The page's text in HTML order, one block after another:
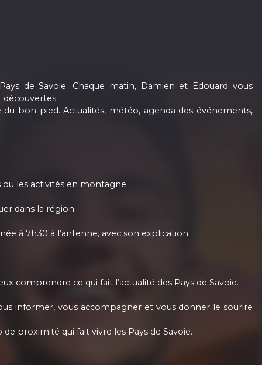
de Savoie. Chaque matin, Damien et Edouard vous
bon pied. Actualités, météo, agenda des événements,
les activités en montagne.
dans la région.
à 7h30 à l’antenne, avec son explication.
comprendre ce qui fait l’actualité des Pays de Savoie.
informer, vous accompagner et vous donner le sourire
proximité qui fait vivre les Pays de Savoie.